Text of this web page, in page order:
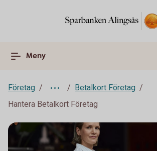
Meny
Företag
Betalkort Företag
Hantera Betalkort Företag